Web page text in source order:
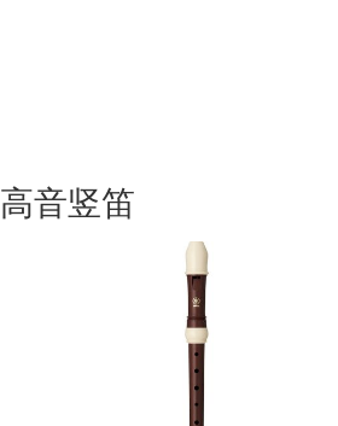
高音竖笛